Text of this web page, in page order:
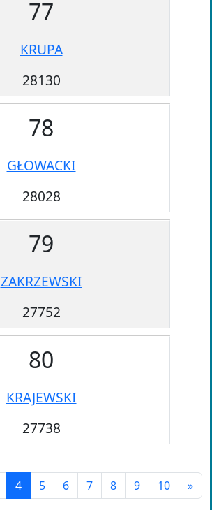
77
KRUPA
28130
78
GŁOWACKI
28028
79
ZAKRZEWSKI
27752
80
KRAJEWSKI
27738
4 5 6 7 8 9 10 »